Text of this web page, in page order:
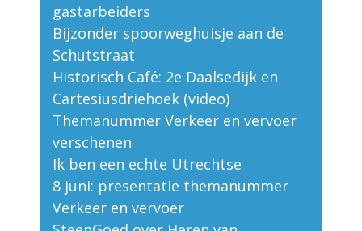
gastarbeiders
Bijzonder spoorweghuisje aan de
Schutstraat
Historisch Café: 2e Daalsedijk en
Cartesiusdriehoek (video)
Themanummer Verkeer en vervoer
verschenen
Ik ben een echte Utrechtse
8 juni: presentatie themanummer
Verkeer en vervoer